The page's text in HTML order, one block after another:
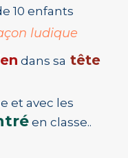
10 enfants
ludique
dans sa tête
et avec les
en classe..